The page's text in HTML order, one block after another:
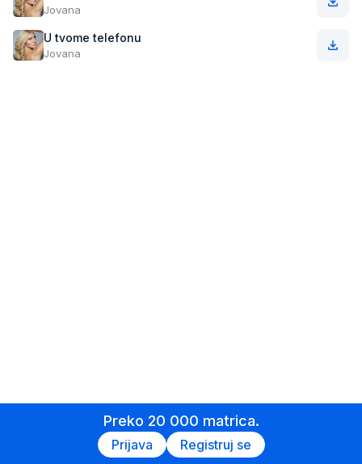
Jovana
U tvome telefonu
Jovana
Preko 20 000 matrica.
Prijava Registruj se